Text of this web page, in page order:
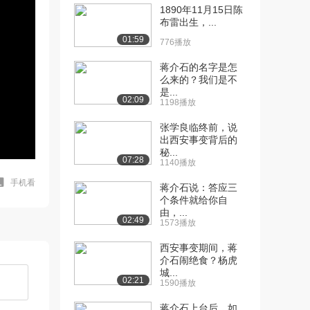
手机看
01:59
1890年11月15日陈
布雷出生，...
776播放
02:09
蒋介石的名字是怎
么来的？我们是不
是...
1198播放
07:28
张学良临终前，说
出西安事变背后的
秘...
1140播放
02:49
蒋介石说：答应三
个条件就给你自
由，...
1573播放
02:21
西安事变期间，蒋
介石闹绝食？杨虎
城...
1590播放